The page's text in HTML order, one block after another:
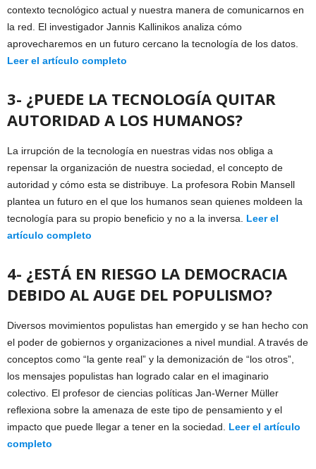
contexto tecnológico actual y nuestra manera de comunicarnos en
la red. El investigador Jannis Kallinikos analiza cómo
aprovecharemos en un futuro cercano la tecnología de los datos.
Leer el artículo completo
3- ¿PUEDE LA TECNOLOGÍA QUITAR
AUTORIDAD A LOS HUMANOS?
La irrupción de la tecnología en nuestras vidas nos obliga a
repensar la organización de nuestra sociedad, el concepto de
autoridad y cómo esta se distribuye. La profesora Robin Mansell
plantea un futuro en el que los humanos sean quienes moldeen la
tecnología para su propio beneficio y no a la inversa. Leer el
artículo completo
4- ¿ESTÁ EN RIESGO LA DEMOCRACIA
DEBIDO AL AUGE DEL POPULISMO?
Diversos movimientos populistas han emergido y se han hecho con
el poder de gobiernos y organizaciones a nivel mundial. A través de
conceptos como “la gente real” y la demonización de “los otros”,
los mensajes populistas han logrado calar en el imaginario
colectivo. El profesor de ciencias políticas Jan-Werner Müller
reflexiona sobre la amenaza de este tipo de pensamiento y el
impacto que puede llegar a tener en la sociedad. Leer el artículo
completo